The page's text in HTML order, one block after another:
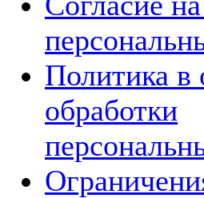
Политика
обработки